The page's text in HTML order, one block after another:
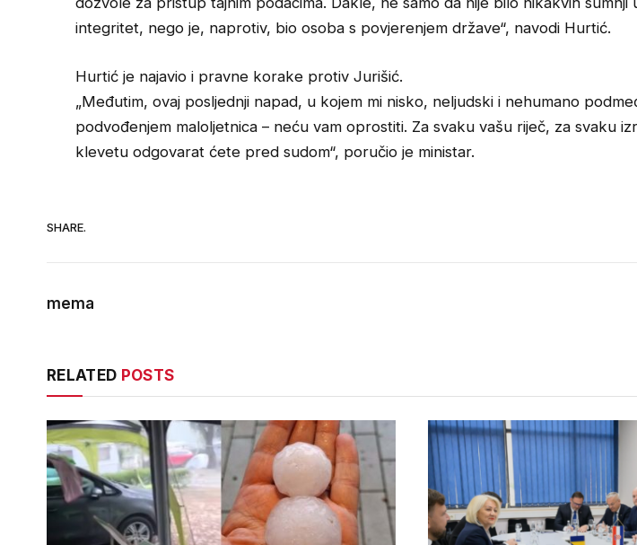
integritet, nego je, naprotiv, bio osoba s povjerenjem države“, navodi Hurtić.
Hurtić je najavio i pravne korake protiv Jurišić.
„Međutim, ovaj posljednji napad, u kojem mi nisko, neljudski i nehumano
podvođenjem maloljetnica – neću vam oprostiti. Za svaku vašu riječ, za svaku
klevetu odgovarat ćete pred sudom“, poručio je ministar.
SHARE.
mema
RELATED POSTS